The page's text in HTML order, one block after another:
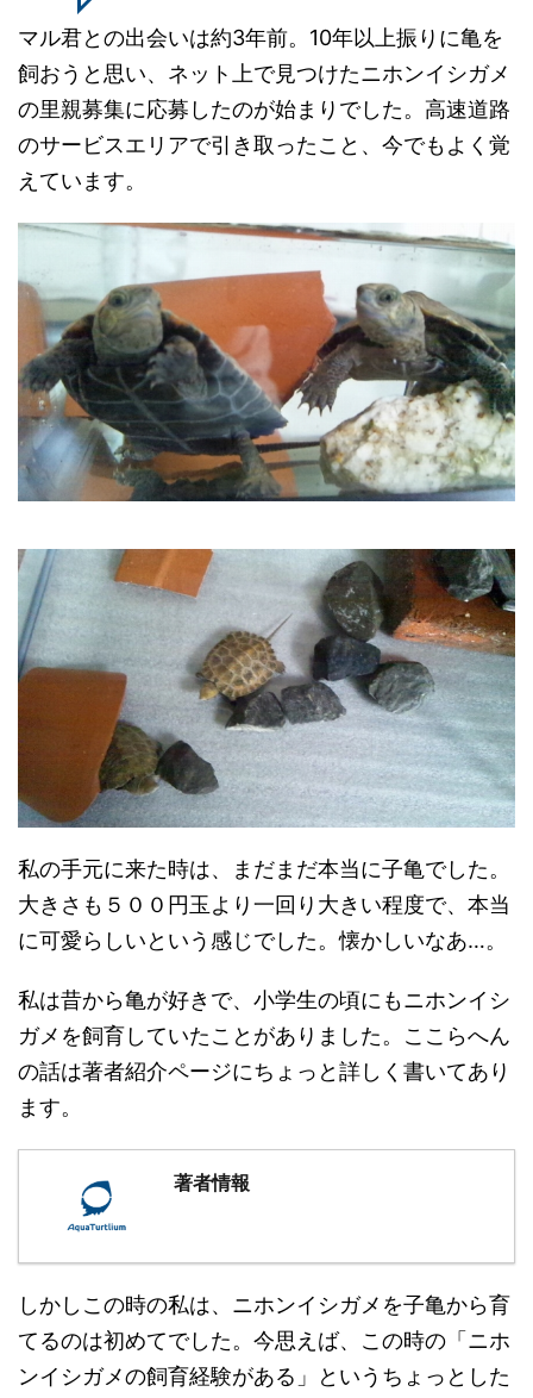
マル君との出会いは約3年前。10年以上振りに亀を
飼おうと思い、ネット上で見つけたニホンイシガメ
の里親募集に応募したのが始まりでした。高速道路
のサービスエリアで引き取ったこと、今でもよく覚
えています。
私の手元に来た時は、まだまだ本当に子亀でした。
大きさも５００円玉より一回り大きい程度で、本当
に可愛らしいという感じでした。懐かしいなあ…。
私は昔から亀が好きで、小学生の頃にもニホンイシ
ガメを飼育していたことがありました。ここらへん
の話は著者紹介ページにちょっと詳しく書いてあり
ます。
著者情報
しかしこの時の私は、ニホンイシガメを子亀から育
てるのは初めてでした。今思えば、この時の「ニホ
ンイシガメの飼育経験がある」というちょっとした